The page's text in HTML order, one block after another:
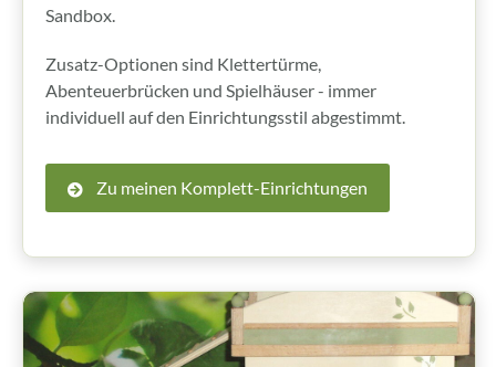
Sandbox.
Zusatz-Optionen sind Klettertürme,
Abenteuerbrücken und Spielhäuser - immer
individuell auf den Einrichtungsstil abgestimmt.
Zu meinen Komplett-Einrichtungen